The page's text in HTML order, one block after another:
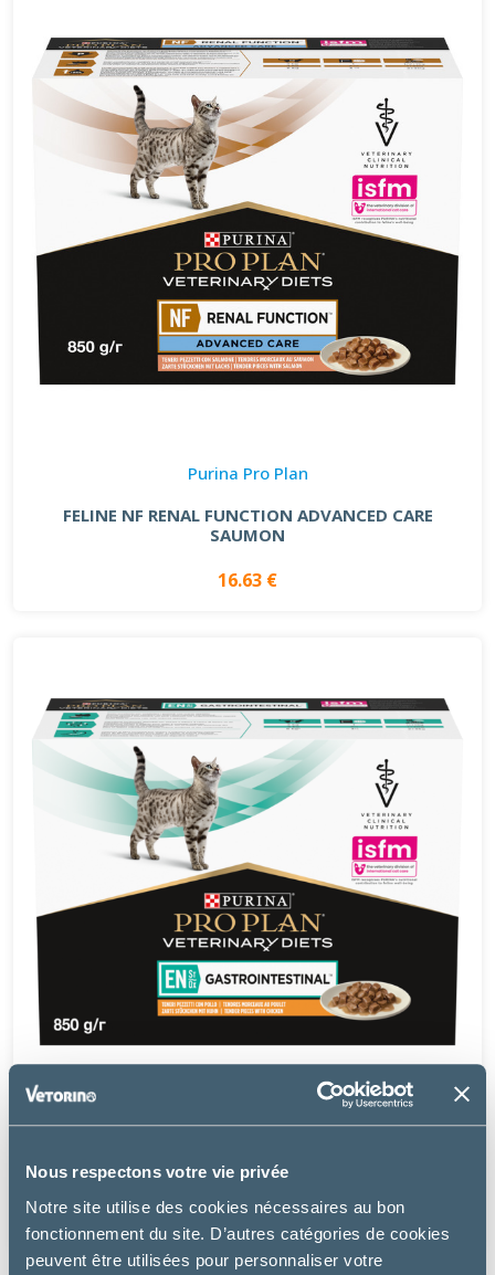
Nous respectons votre vie privée
Notre site utilise des cookies nécessaires au bon
fonctionnement du site. D’autres catégories de cookies
peuvent être utilisées pour personnaliser votre
Purina Pro Plan
FELINE NF RENAL FUNCTION ADVANCED CARE
SAUMON
16.63 €
Purina Pro Plan
FELINE EN GASTROINTESTINAL POULET
17.15 €